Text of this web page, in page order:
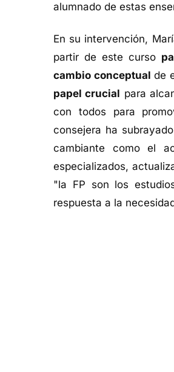
alumnado de estas
En su intervención,
partir de este curso
cambio conceptual de
papel crucial para
con todos para
consejera ha
cambiante como el
especializados,
"la FP son los
respuesta a la